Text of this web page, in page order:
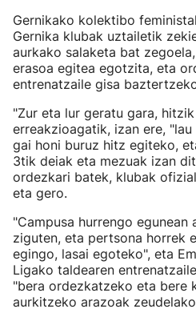
Gernikako kolektibo
Gernika klubak uztailetik
aurkako salaketa bat
erasoa egitea egotzita, eta
entrenatzaile gisa
"Zur eta lur geratu gara,
erreakzioagatik, izan ere,
gai honi buruz hitz egiteko,
3tik deiak eta mezuak izan
ordezkari batek, klubak
eta gero.
"Campusa hurrengo egunean
ziguten, eta pertsona horrek
egingo, lasai egoteko", eta
Ligako taldearen
"bera ordezkatzeko eta bere
aurkitzeko arazoak